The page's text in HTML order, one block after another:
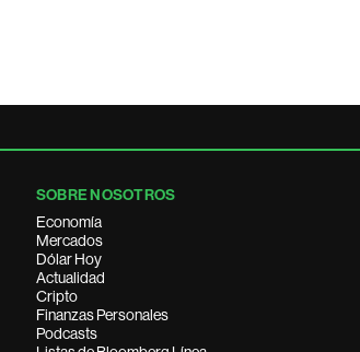
SOBRE NOSOTROS
Economía
Mercados
Dólar Hoy
Actualidad
Cripto
Finanzas Personales
Podcasts